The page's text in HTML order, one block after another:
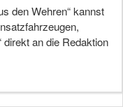
den Wehren“ kannst
direkt an die Redaktion